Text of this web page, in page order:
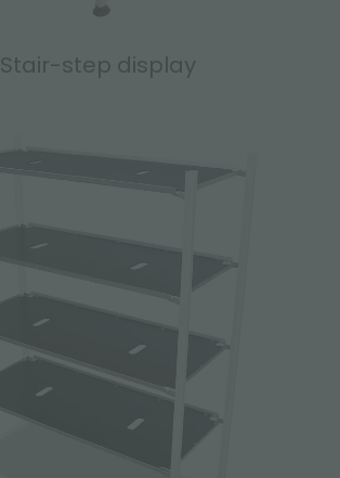
Stair-step display